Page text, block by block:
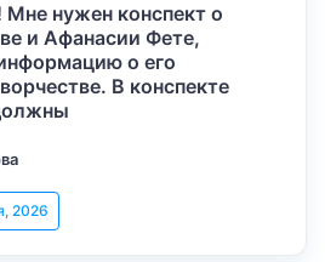
Мне нужен конспект о
и Афанасии Фете,
о его
В конспекте
2026